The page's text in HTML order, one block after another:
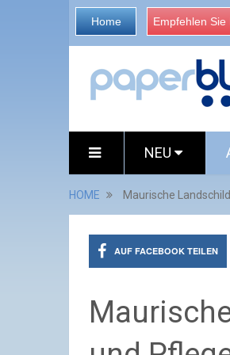
Home Empfehlen Sie
NEU
HOME Maurische
AUF FACEBOOK TEILEN